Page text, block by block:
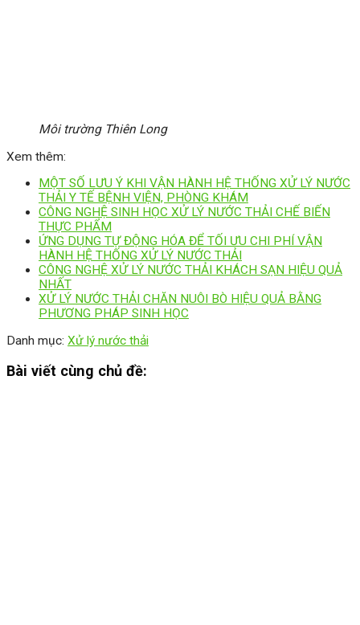
Môi trường Thiên Long
Xem thêm:
MỘT SỐ LƯU Ý KHI VẬN HÀNH HỆ THỐNG XỬ LÝ NƯỚC
THẢI Y TẾ BỆNH VIỆN, PHÒNG KHÁM
CÔNG NGHỆ SINH HỌC XỬ LÝ NƯỚC THẢI CHẾ BIẾN
THỰC PHẨM
ỨNG DỤNG TỰ ĐỘNG HÓA ĐỂ TỐI ƯU CHI PHÍ VẬN
HÀNH HỆ THỐNG XỬ LÝ NƯỚC THẢI
CÔNG NGHỆ XỬ LÝ NƯỚC THẢI KHÁCH SẠN HIỆU QUẢ
NHẤT
XỬ LÝ NƯỚC THẢI CHĂN NUÔI BÒ HIỆU QUẢ BẰNG
PHƯƠNG PHÁP SINH HỌC
Danh mục: Xử lý nước thải
Bài viết cùng chủ đề: